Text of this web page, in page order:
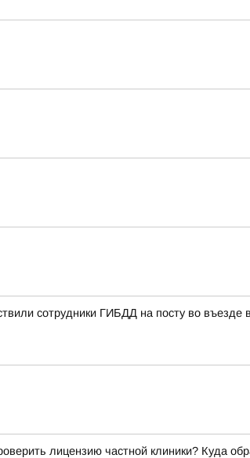
сотрудники ГИБДД на посту во въезде
лицензию частной клиники? Куда